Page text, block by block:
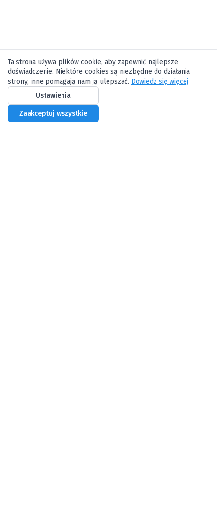
Ta strona używa plików cookie, aby zapewnić najlepsze
doświadczenie. Niektóre cookies są niezbędne do działania
strony, inne pomagają nam ją ulepszać. Dowiedz się więcej
Ustawienia
Zaakceptuj wszystkie